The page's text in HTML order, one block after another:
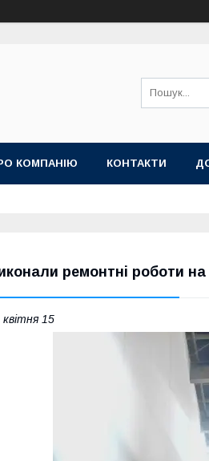
КОМПАНІЮ КОНТАКТИ
ремонтні роботи
квітня 15